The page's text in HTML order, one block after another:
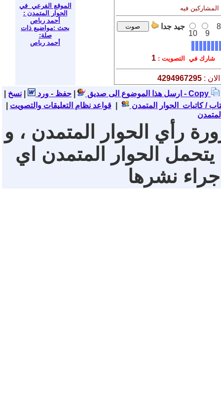
الموقع الفرعي في
الحوار المتمدن :
أحمد رباص
بحث :مواضيع ذات
صلة:
أحمد رباص
فيه
8
9
10
جيد جدا
شارك في التصويت : 1
:
4294967295
ارسل هذا الموضوع الى صديق حفظ - ورد نسخ - Copy
/ كاتبات الحوار المتمدن |قواعد نظام التعليقات والتصويت
رأي الحوار المتمدن ، و
يتحمل الحوار المتمدن اي
جراء نشرها